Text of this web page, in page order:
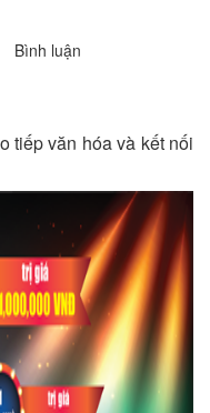
Bình luận
tiếp văn hóa và kết nối